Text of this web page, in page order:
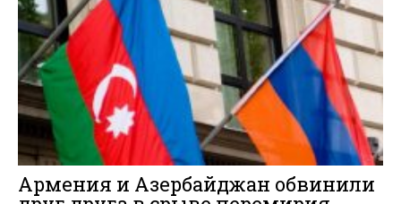
Армения и Азербайджан обвинили